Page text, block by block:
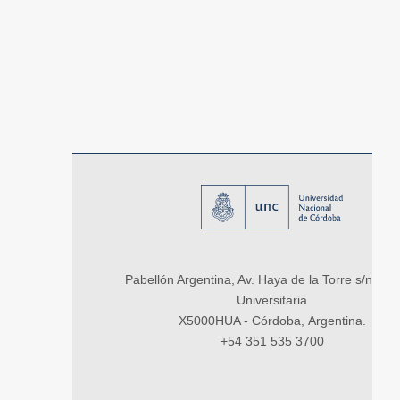
Pabellón Argentina, Av. Haya de la Torre s/n,
Universitaria
X5000HUA - Córdoba, Argentina.
+54 351 535 3700